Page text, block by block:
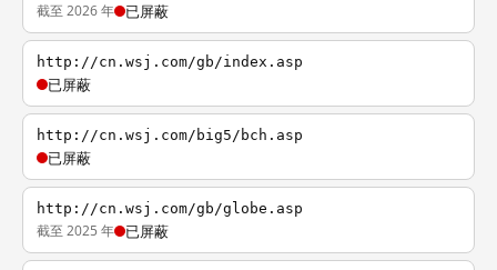
截至 2026 年 已屏蔽
http://cn.wsj.com/gb/index.asp
已屏蔽
http://cn.wsj.com/big5/bch.asp
已屏蔽
http://cn.wsj.com/gb/globe.asp
截至 2025 年 已屏蔽